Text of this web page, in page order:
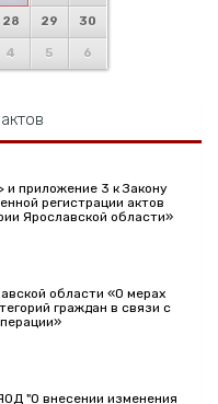
28 29 30
4 5 6
и приложение 3 к Закону
регистрации актов
Ярославской области»
области «О мерах
граждан в связи с
"О внесении изменения